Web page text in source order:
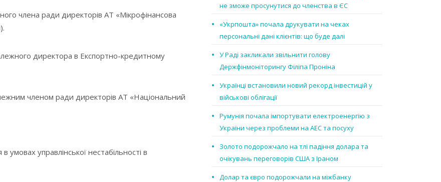
члена ради директорів АТ «Мікрофінансова
директора в Експортно-кредитному
членом ради директорів АТ «Національний
управлінської нестабільності в
не зможе просунутися до членства в ЄС
«Укрпошта» почала друкувати на чеках
персональні дані клієнтів: що буде далі
У Раді закликали звільнити голову
Держфінмоніторингу Філіпа Проніна
Українці встановили новий рекорд інвестицій у
військові облігації
Румунія почала імпортувати електроенергію з
України через проблеми на АЕС та посуху
Золото подорожчало на тлі падіння долара та
очікувань переговорів США з Іраном
Долар та євро подорожчали на міжбанку